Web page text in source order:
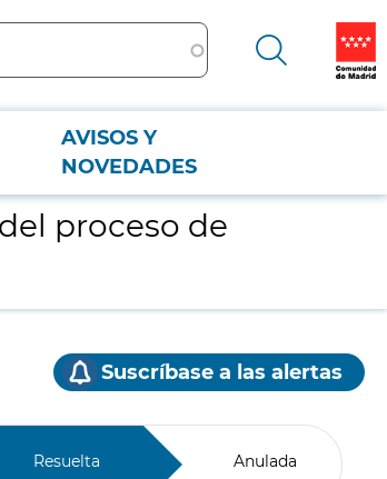
AVISOS Y
NOVEDADES
proceso de
Suscríbase a las alertas
Resuelta Anulada